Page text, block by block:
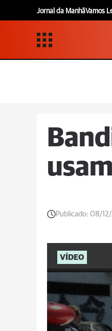
Jornal da ManhãVamos
Publicado: 08/12/
VÍDEO